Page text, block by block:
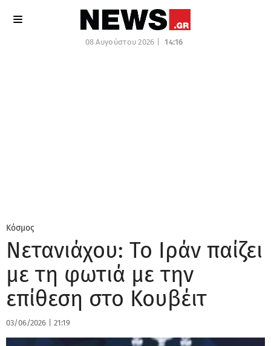
08 Αυγούστου 2026 | 14:16
Κόσμος
Νετανιάχου: Το Ιράν παίζει
με τη φωτιά με την
επίθεση στο Κουβέιτ
03/06/2026 21:19